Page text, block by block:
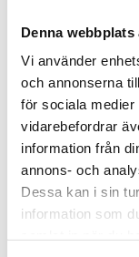
Denna
Vi använder
och annonserna
för sociala
vidarebefordrar
information från
annons- och
Dessa kan i sin
information som